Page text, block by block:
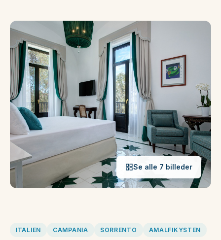
Se alle 7 billeder
ITALIEN CAMPANIA SORRENTO AMALFIKYSTEN